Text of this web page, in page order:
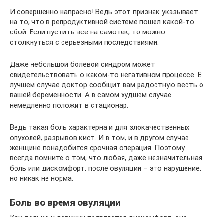
И совершенно напрасно! Ведь этот признак указывает
на то, что в репродуктивной системе пошел какой-то
сбой. Если пустить все на самотек, то можно
столкнуться с серьезными последствиями.
Даже небольшой болевой синдром может
свидетельствовать о каком-то негативном процессе. В
лучшем случае доктор сообщит вам радостную весть о
вашей беременности. А в самом худшем случае
немедленно положит в стационар.
Ведь такая боль характерна и для злокачественных
опухолей, разрывов кист. И в том, и в другом случае
женщине понадобится срочная операция. Поэтому
всегда помните о том, что любая, даже незначительная
боль или дискомфорт, после овуляции – это нарушение,
но никак не норма.
Боль во время овуляции